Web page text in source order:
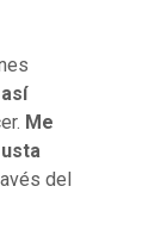
Me
del